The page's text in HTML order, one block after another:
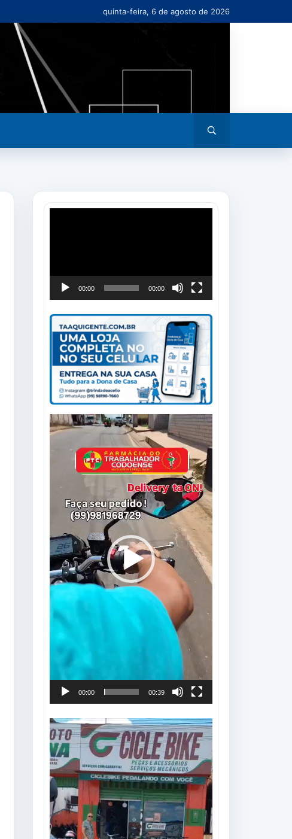
quinta-feira, 6 de agosto de 2026
busca
00:00 00:00
Tocador
de
vídeo
00:00 00:39
Tocador
de
vídeo